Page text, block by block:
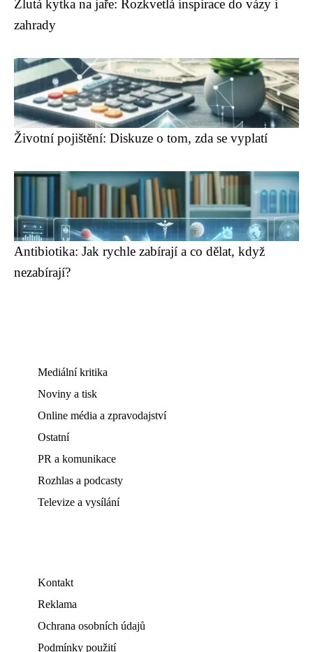
Žlutá kytka na jaře: Rozkvetlá inspirace do vázy i
zahrady
Životní pojištění: Diskuze o tom, zda se vyplatí
Antibiotika: Jak rychle zabírají a co dělat, když
nezabírají?
Mediální kritika
Noviny a tisk
Online média a zpravodajství
Ostatní
PR a komunikace
Rozhlas a podcasty
Televize a vysílání
Kontakt
Reklama
Ochrana osobních údajů
Podmínky použití